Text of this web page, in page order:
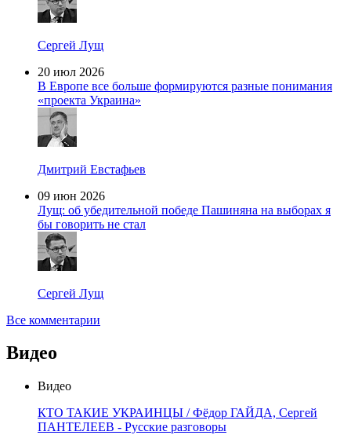
Сергей Лущ
20 июл 2026
В Европе все больше формируются разные понимания
«проекта Украина»
Дмитрий Евстафьев
09 июн 2026
Лущ: об убедительной победе Пашиняна на выборах я
бы говорить не стал
Сергей Лущ
Все комментарии
Видео
Видео
КТО ТАКИЕ УКРАИНЦЫ / Фёдор ГАЙДА, Сергей
ПАНТЕЛЕЕВ - Русские разговоры